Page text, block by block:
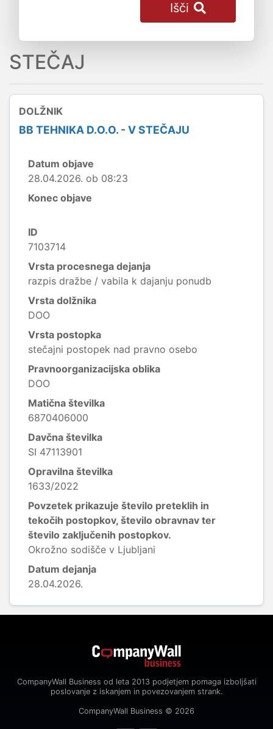
Išči
STEČAJ
DOLŽNIK
BB TEHNIKA D.O.O. - V STEČAJU
Datum objave
28.04.2026. ob 08:23
Konec objave
ID
7103714
Vrsta procesnega dejanja
razpis dražbe / vabila k dajanju ponudb
Vrsta dolžnika
DOO
Vrsta postopka
stečajni postopek nad pravno osebo
Pravnoorganizacijska oblika
DOO
Matična številka
6870406000
Davčna številka
SI 47113901
Opravilna številka
1633/2022
Povzetek prikazuje število preteklih in
tekočih postopkov, število obravnav ter
število zaključenih postopkov.
Okrožno sodišče v Ljubljani
Datum dejanja
28.04.2026.
CompanyWall Business od leta 2013 podjetjem pomaga izboljšati
poslovanje z iskanjem in povezovanjem strank.
CompanyWall Business © 2026